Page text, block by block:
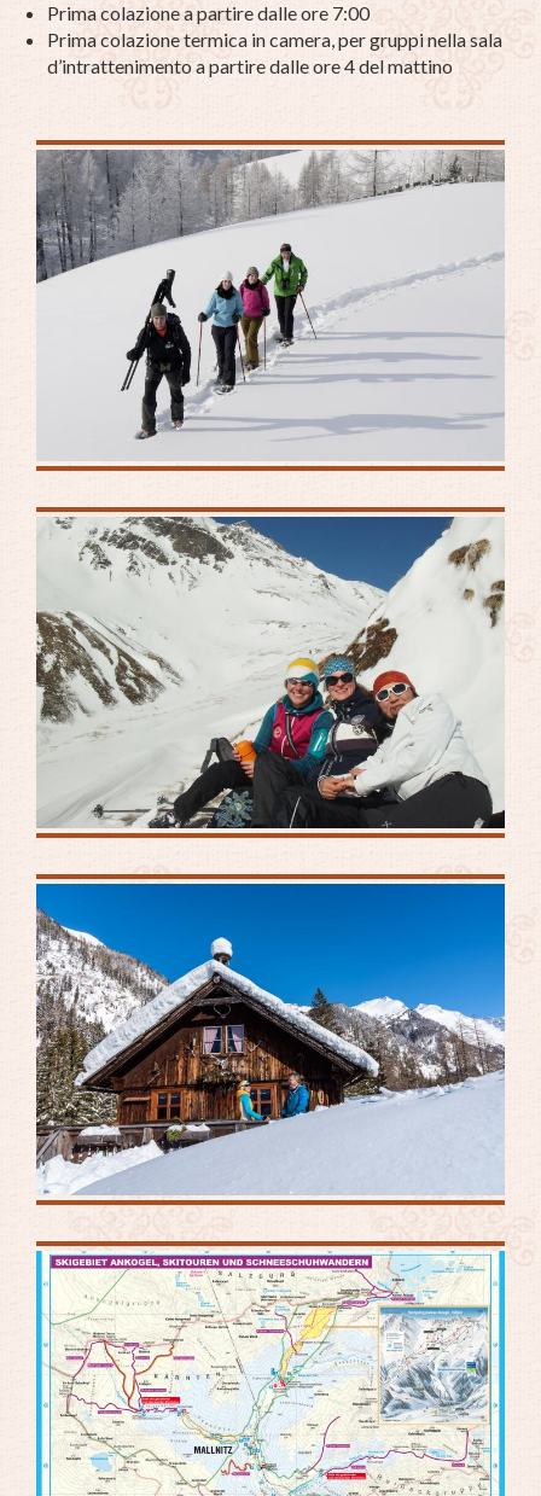
Prima colazione a partire dalle ore 7:00
Prima colazione termica in camera, per gruppi nella sala
d’intrattenimento a partire dalle ore 4 del mattino